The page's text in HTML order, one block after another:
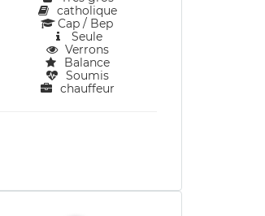
catholique
Cap / Bep
Seule
Verrons
Balance
Soumis
chauffeur